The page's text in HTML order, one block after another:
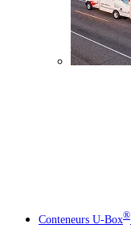
Conteneurs U-Box®